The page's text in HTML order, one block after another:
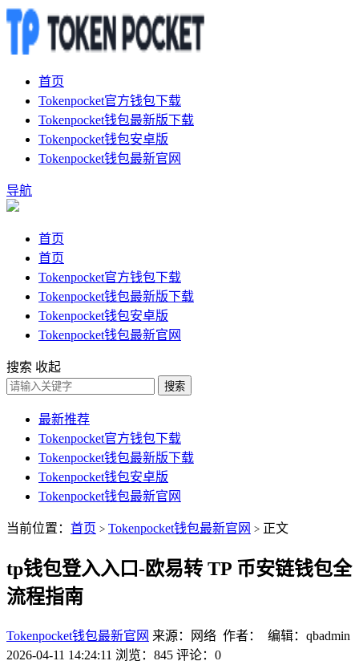
首页
Tokenpocket官方钱包下载
Tokenpocket钱包最新版下载
Tokenpocket钱包安卓版
Tokenpocket钱包最新官网
导航
首页
首页
Tokenpocket官方钱包下载
Tokenpocket钱包最新版下载
Tokenpocket钱包安卓版
Tokenpocket钱包最新官网
搜索 收起
搜索
最新推荐
Tokenpocket官方钱包下载
Tokenpocket钱包最新版下载
Tokenpocket钱包安卓版
Tokenpocket钱包最新官网
当前位置： 首页 > Tokenpocket钱包最新官网 > 正文
tp钱包登入入口-欧易转 TP 币安链钱包全
流程指南
Tokenpocket钱包最新官网 来源：网络 作者： 编辑：qbadmin
2026-04-11 14:24:11 浏览：845 评论：0